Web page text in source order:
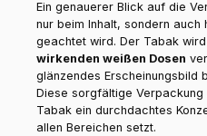
Ein genauerer Blick auf die
nur beim Inhalt, sondern auch
geachtet wird. Der Tabak wird
wirkenden weißen Dosen
glänzendes Erscheinungsbild
Diese sorgfältige Verpackung
Tabak ein durchdachtes
allen Bereichen setzt.